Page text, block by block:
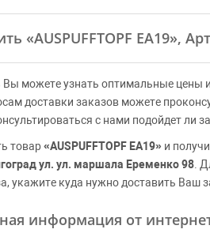
«AUSPUFFTOPF EA19»,
Вы можете узнать оптимальные цены
доставки заказов можете
с нами подойдет ли
товар«AUSPUFFTOPF EA19» и
ул. ул. маршала Еременко 98 .
укажите куда нужно доставить Ваш
информация от